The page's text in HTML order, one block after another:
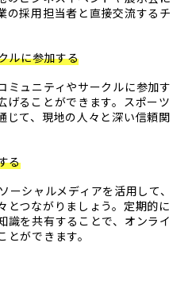
の採用担当者と直接交流するチ
ルに参加する
ミュニティやサークルに参加す
げることができます。スポーツ
じて、現地の人々と深い信頼関
る
シャルメディアを活用して、
とつながりましょう。定期的に
識を共有することで、オンライ
ができます。